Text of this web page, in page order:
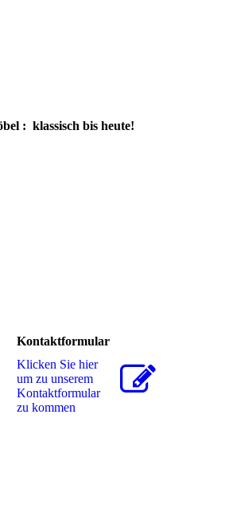
: klassisch bis heute!
Kontaktformular
Klicken Sie hier
um zu unserem
Kon­takt­for­mu­lar
zu kommen